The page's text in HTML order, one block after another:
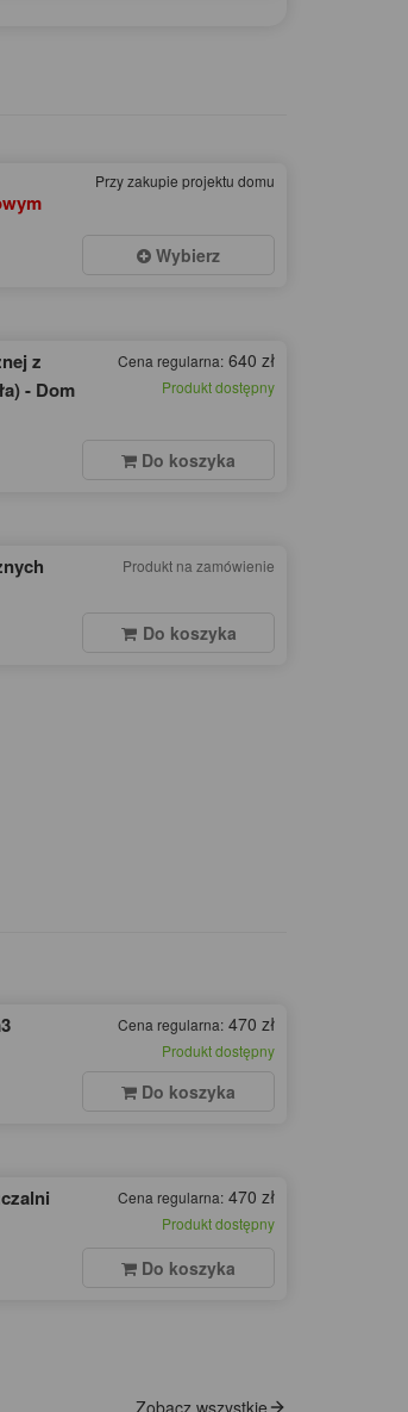
Przy zakupie projektu domu
Wybierz
z
- Dom
Cena regularna: 640 zł
Produkt dostępny
Do koszyka
Produkt na zamówienie
Do koszyka
Cena regularna: 470 zł
Produkt dostępny
Do koszyka
Cena regularna: 470 zł
Produkt dostępny
Do koszyka
Zobacz wszystkie